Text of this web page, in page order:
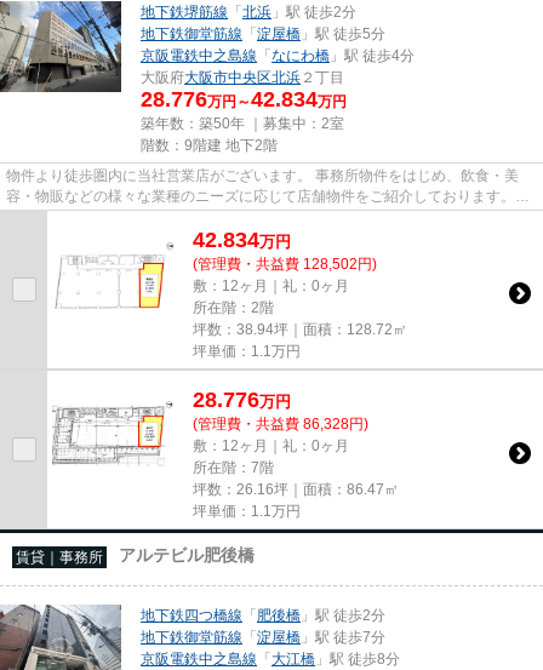
地下鉄堺筋線 「北浜 」駅 徒歩2分
地下鉄御堂筋線 「淀屋橋 」駅 徒歩5分
京阪電鉄中之島線 「なにわ橋 」駅 徒歩4分
大阪府大阪市中央区北浜 ２丁目
28.776万円～42.834万円
築年数：築50年 ｜募集中： 2室
階数：9階建 地下2階
物件より徒歩圏内に当社営業店がございます。 事務所物件をはじめ、飲食・美
容・物販などの様々な業種のニーズに応じて店舗物件をご紹介しております。
尚、弊社ではおとり広告は一切...
42.834万円
(管理費・共益費 128,502円)
敷：12ヶ月｜礼：0ヶ月
所在階：2階
坪数：38.94坪｜面積：128.72㎡
坪単価： 1.1 万円
28.776万円
(管理費・共益費 86,328円)
敷：12ヶ月｜礼：0ヶ月
所在階：7階
坪数：26.16坪｜面積：86.47㎡
坪単価： 1.1 万円
賃貸｜事務所 アルテビル肥後橋
地下鉄四つ橋線 「肥後橋 」駅 徒歩2分
地下鉄御堂筋線 「淀屋橋 」駅 徒歩7分
京阪電鉄中之島線 「大江橋 」駅 徒歩8分